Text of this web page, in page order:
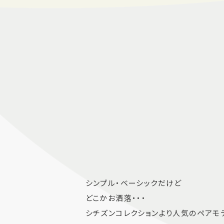
シンプル・ベーシックだけど
どこかお洒落・・・
シチズンコレクションより人気のペアモ